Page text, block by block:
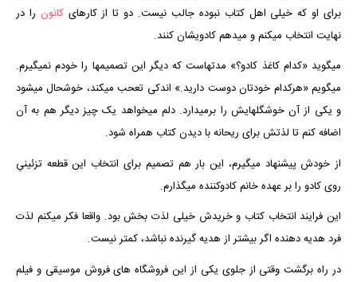
برای او که خیلی اهل کتاب نبوده جالب نیست. دو تا از کارهایکانون را در
نهایت انتخاب میکنم و میدهم کادویشان کنند.
میگوید «کدام کاغذ کادو؟» مدتهاست که دیگر این تصمیمها را خودم نمیگیرم.
میگویم «هرکدام خودتان دوست دارید.» اندکی تعحب میکند، خوشحال میشود
و یکی از آن خوشگلهایش را برمیدارد. دلم میخواهد یک چیز دیگر هم به آن
اضافه کنم تا لذتش برای ریحانه با دیدن کتاب همراه شود.
از خودش پیشنهاد میگیرم، این بار هم تصمیم برای انتخاب این قطعه تزئینیِ
روی کادو را بر عهده خانم کادوکننده میگذارم.
این فرایند انتخاب کتاب و خریدش خیلی لذت بخش بود. واقعا فکر میکنم لذت
فرد هدیه دهنده اگر بیشتر از هدیه گیرنده نباشد، کمتر نیست.
در راه برگشت وقتی از جلوی یکی از این فروشگاه های فروش موسیقی و فیلم